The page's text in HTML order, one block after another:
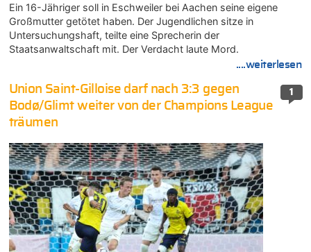
Ein 16-Jähriger soll in Eschweiler bei Aachen seine eigene
Großmutter getötet haben. Der Jugendlichen sitze in
Untersuchungshaft, teilte eine Sprecherin der
Staatsanwaltschaft mit. Der Verdacht laute Mord.
....weiterlesen
1
Union Saint-Gilloise darf nach 3:3 gegen
Bodø/Glimt weiter von der Champions League
träumen